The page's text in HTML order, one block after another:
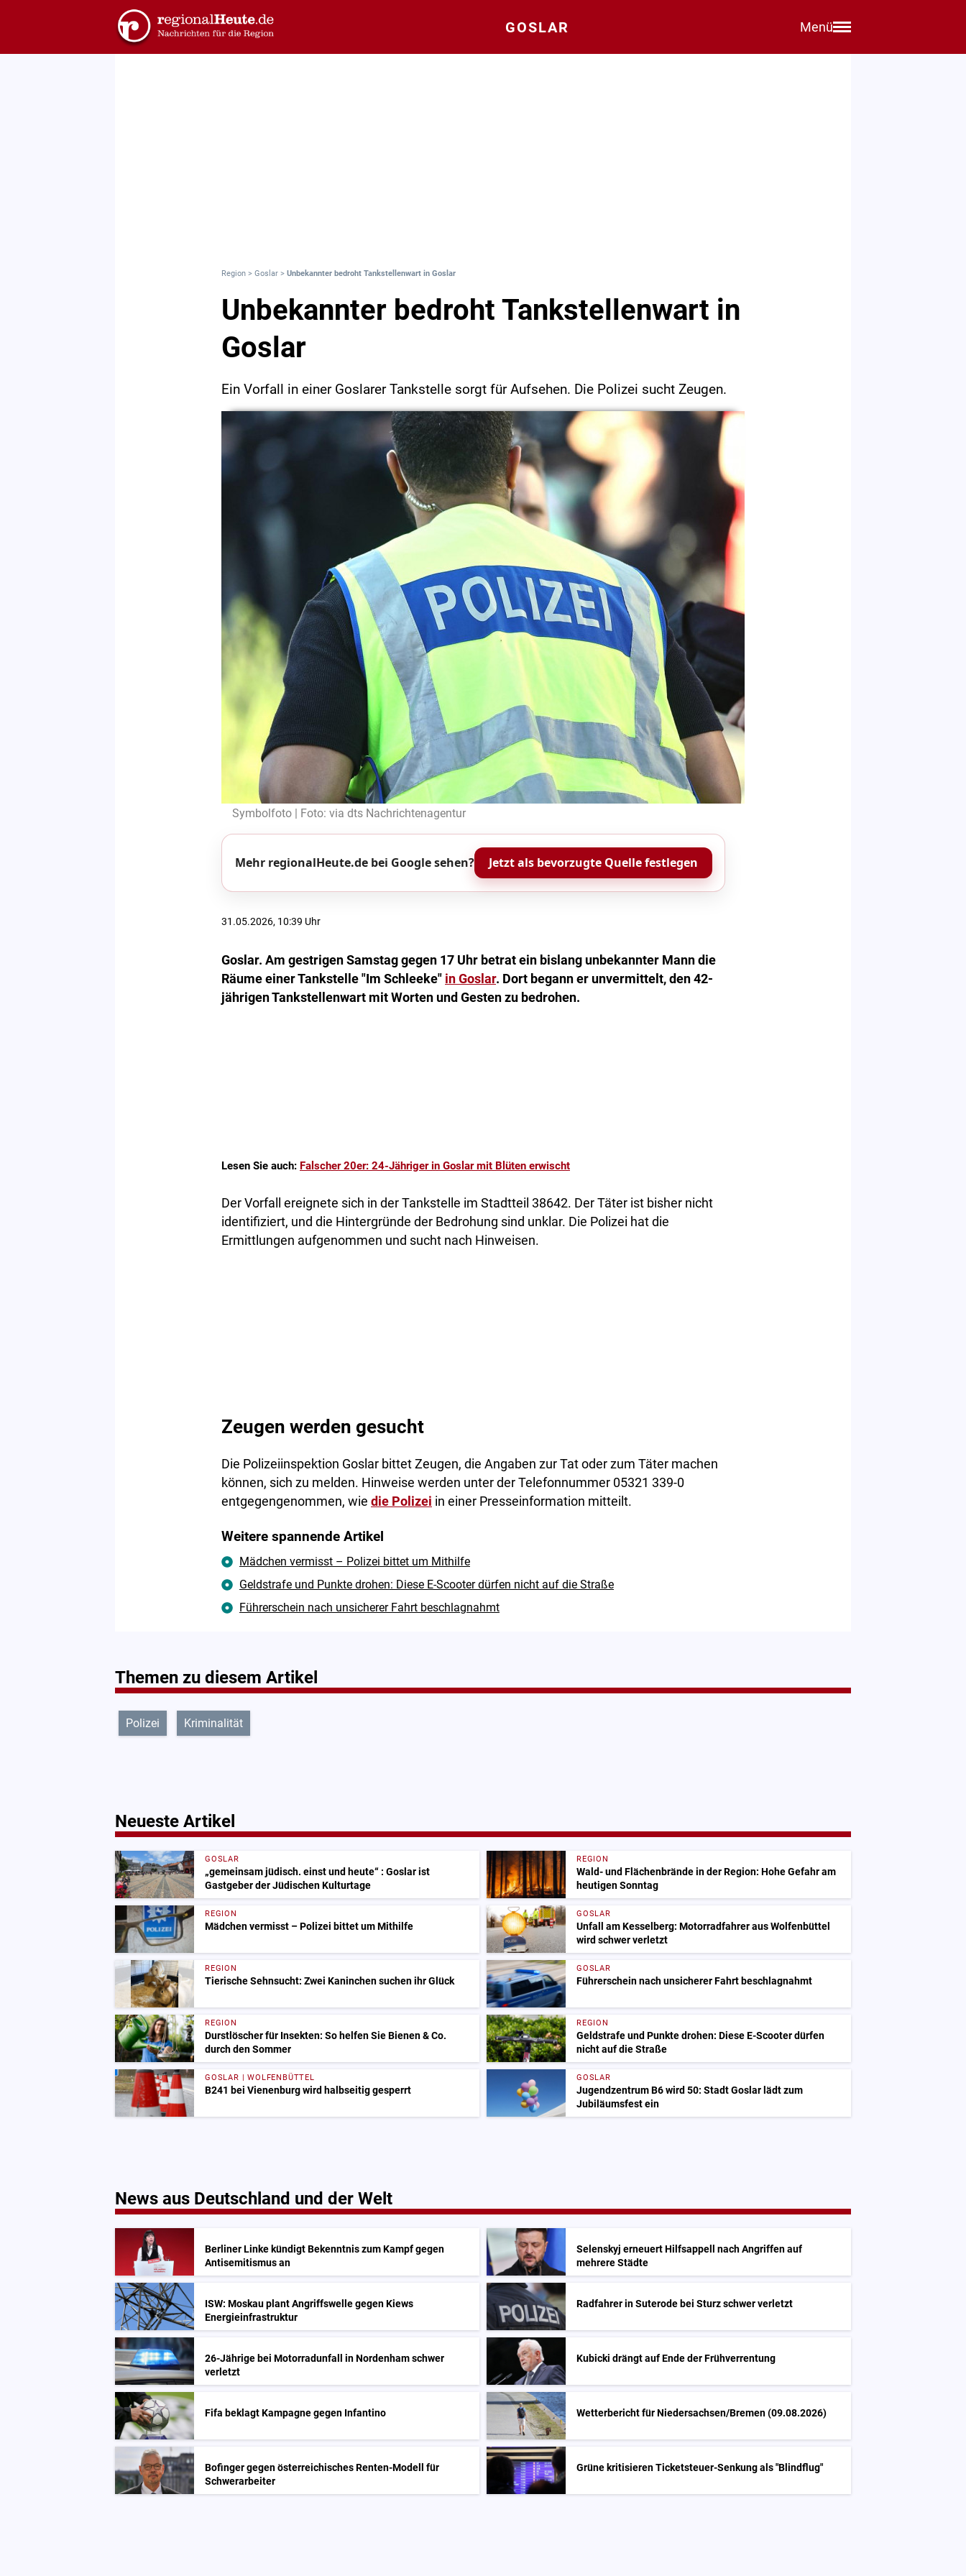
GOSLAR Menü
Region > Goslar > Unbekannter bedroht Tankstellenwart in Goslar
Unbekannter bedroht Tankstellenwart in
Goslar
Ein Vorfall in einer Goslarer Tankstelle sorgt für Aufsehen. Die Polizei sucht Zeugen.
Symbolfoto | Foto: via dts Nachrichtenagentur
Mehr regionalHeute.de bei Google sehen? Jetzt als bevorzugte Quelle festlegen
31.05.2026, 10:39 Uhr
Goslar. Am gestrigen Samstag gegen 17 Uhr betrat ein bislang unbekannter Mann die
Räume einer Tankstelle "Im Schleeke" in Goslar. Dort begann er unvermittelt, den 42-
jährigen Tankstellenwart mit Worten und Gesten zu bedrohen.
Lesen Sie auch: Falscher 20er: 24-Jähriger in Goslar mit Blüten erwischt
Der Vorfall ereignete sich in der Tankstelle im Stadtteil 38642. Der Täter ist bisher nicht
identifiziert, und die Hintergründe der Bedrohung sind unklar. Die Polizei hat die
Ermittlungen aufgenommen und sucht nach Hinweisen.
Zeugen werden gesucht
Die Polizeiinspektion Goslar bittet Zeugen, die Angaben zur Tat oder zum Täter machen
können, sich zu melden. Hinweise werden unter der Telefonnummer 05321 339-0
entgegengenommen, wie die Polizei in einer Presseinformation mitteilt.
Weitere spannende Artikel
Mädchen vermisst – Polizei bittet um Mithilfe
Geldstrafe und Punkte drohen: Diese E-Scooter dürfen nicht auf die Straße
Führerschein nach unsicherer Fahrt beschlagnahmt
Themen zu diesem Artikel
Polizei Kriminalität
Neueste Artikel
GOSLAR
„gemeinsam jüdisch. einst und heute“ : Goslar ist
Gastgeber der Jüdischen Kulturtage
REGION
Wald- und Flächenbrände in der Region: Hohe Gefahr am
heutigen Sonntag
REGION
Mädchen vermisst – Polizei bittet um Mithilfe
GOSLAR
Unfall am Kesselberg: Motorradfahrer aus Wolfenbüttel
wird schwer verletzt
REGION
Tierische Sehnsucht: Zwei Kaninchen suchen ihr Glück
GOSLAR
Führerschein nach unsicherer Fahrt beschlagnahmt
REGION
Durstlöscher für Insekten: So helfen Sie Bienen & Co.
durch den Sommer
REGION
Geldstrafe und Punkte drohen: Diese E-Scooter dürfen
nicht auf die Straße
GOSLAR | WOLFENBÜTTEL
B241 bei Vienenburg wird halbseitig gesperrt
GOSLAR
Jugendzentrum B6 wird 50: Stadt Goslar lädt zum
Jubiläumsfest ein
News aus Deutschland und der Welt
Berliner Linke kündigt Bekenntnis zum Kampf gegen
Antisemitismus an
Selenskyj erneuert Hilfsappell nach Angriffen auf
mehrere Städte
ISW: Moskau plant Angriffswelle gegen Kiews
Energieinfrastruktur
Radfahrer in Suterode bei Sturz schwer verletzt
26-Jährige bei Motorradunfall in Nordenham schwer
verletzt
Kubicki drängt auf Ende der Frühverrentung
Fifa beklagt Kampagne gegen Infantino Wetterbericht für Niedersachsen/Bremen (09.08.2026)
Bofinger gegen österreichisches Renten-Modell für
Schwerarbeiter
Grüne kritisieren Ticketsteuer-Senkung als "Blindflug"